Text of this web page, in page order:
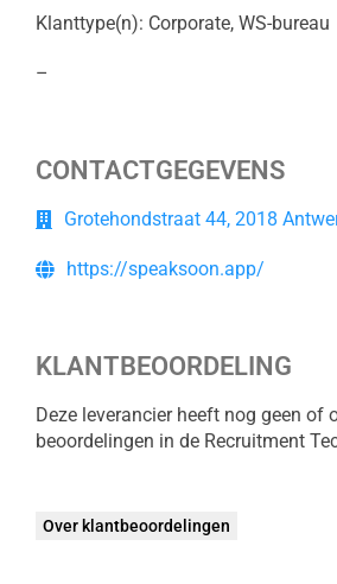
Klanttype(n): Corporate, WS-bureau
–
CONTACTGEGEVENS
Grotehondstraat 44, 2018
https://speaksoon.app/
KLANTBEOORDELING
Deze leverancier heeft nog geen of
beoordelingen in de Recruitment
Over klantbeoordelingen